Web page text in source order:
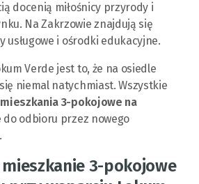
docenią miłośnicy przyrody i
Na Zakrzowie znajdują się
usługowe i ośrodki edukacyjne.
Verde jest to, że na osiedle
niemal natychmiast. Wszystkie
mieszkania 3-pokojowe na
do odbioru przez nowego
3-pokojowe